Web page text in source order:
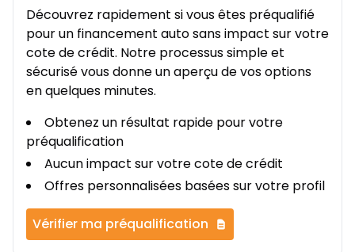
Découvrez rapidement si vous êtes préqualifié
pour un financement auto sans impact sur votre
cote de crédit. Notre processus simple et
sécurisé vous donne un aperçu de vos options
en quelques minutes.
Obtenez un résultat rapide pour votre
préqualification
Aucun impact sur votre cote de crédit
Offres personnalisées basées sur votre profil
Vérifier ma préqualification